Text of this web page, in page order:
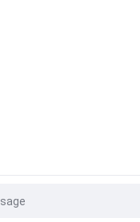
Fordern Sie ein Angebot